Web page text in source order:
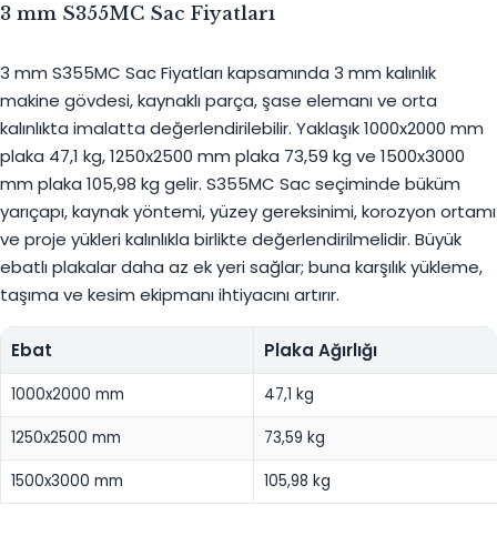
3 mm S355MC Sac Fiyatları
3 mm S355MC Sac Fiyatları kapsamında 3 mm kalınlık
makine gövdesi, kaynaklı parça, şase elemanı ve orta
kalınlıkta imalatta değerlendirilebilir. Yaklaşık 1000x2000 mm
plaka 47,1 kg, 1250x2500 mm plaka 73,59 kg ve 1500x3000
mm plaka 105,98 kg gelir. S355MC Sac seçiminde büküm
yarıçapı, kaynak yöntemi, yüzey gereksinimi, korozyon ortamı
ve proje yükleri kalınlıkla birlikte değerlendirilmelidir. Büyük
ebatlı plakalar daha az ek yeri sağlar; buna karşılık yükleme,
taşıma ve kesim ekipmanı ihtiyacını artırır.
Ebat Plaka Ağırlığı
1000x2000 mm 47,1 kg
1250x2500 mm 73,59 kg
1500x3000 mm 105,98 kg